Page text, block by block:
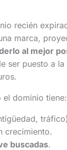
recién
marca,
al mejor
ser puesto a
el dominio tiene:
crecimiento.
buscadas.